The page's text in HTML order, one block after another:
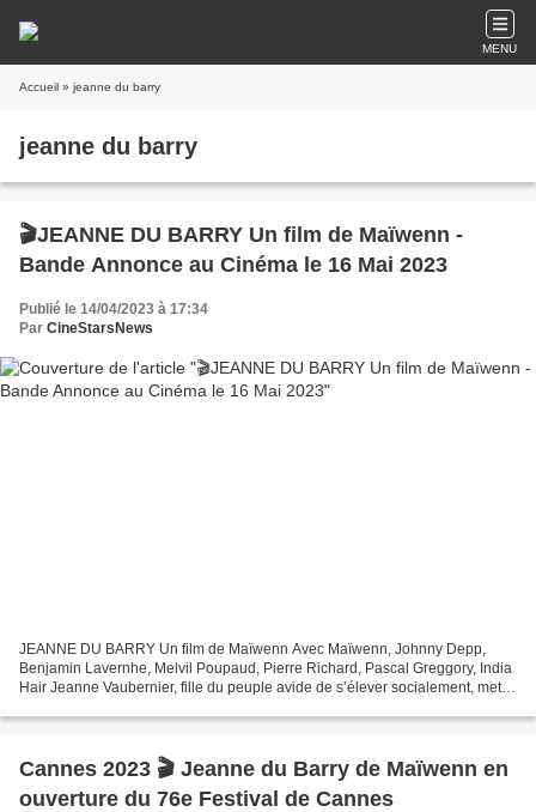
MENU
Accueil » jeanne du barry
jeanne du barry
🎬JEANNE DU BARRY Un film de Maïwenn -
Bande Annonce au Cinéma le 16 Mai 2023
Publié le 14/04/2023 à 17:34
Par CineStarsNews
JEANNE DU BARRY Un film de Maïwenn Avec Maïwenn, Johnny Depp,
Benjamin Lavernhe, Melvil Poupaud, Pierre Richard, Pascal Greggory, India
Hair Jeanne Vaubernier, fille du peuple avide de s’élever socialement, met à
Cannes 2023 🎬 Jeanne du Barry de Maïwenn en
ouverture du 76e Festival de Cannes